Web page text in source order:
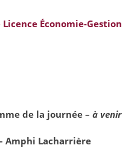
Économie-Gestion
de la journée – à venir
Amphi Lacharrière